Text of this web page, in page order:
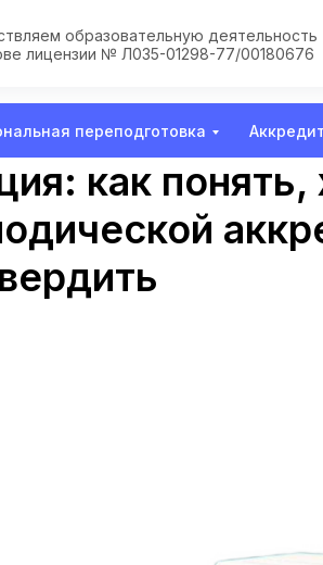
образовательную деятельность
лицензии № Л035-01298-77/00180676
переподготовка
как понять,